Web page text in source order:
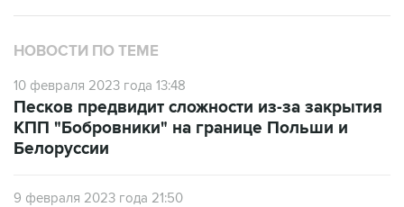
НОВОСТИ ПО ТЕМЕ
10 февраля 2023 года 13:48
Песков предвидит сложности из-за закрытия
КПП "Бобровники" на границе Польши и
Белоруссии
9 февраля 2023 года 21:50